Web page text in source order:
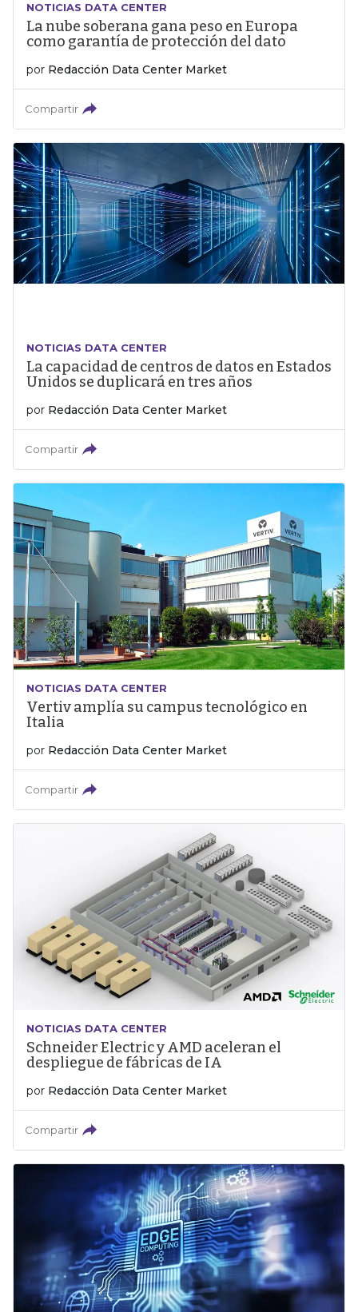
NOTICIAS DATA CENTER
La nube soberana gana peso en Europa
como garantía de protección del dato
por Redacción Data Center Market
Compartir
NOTICIAS DATA CENTER
La capacidad de centros de datos en Estados
Unidos se duplicará en tres años
por Redacción Data Center Market
Compartir
NOTICIAS DATA CENTER
Vertiv amplía su campus tecnológico en
Italia
por Redacción Data Center Market
Compartir
NOTICIAS DATA CENTER
Schneider Electric y AMD aceleran el
despliegue de fábricas de IA
por Redacción Data Center Market
Compartir